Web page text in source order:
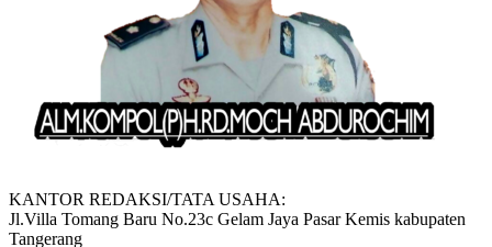
KANTOR REDAKSI/TATA USAHA:
Jl.Villa Tomang Baru No.23c Gelam Jaya Pasar Kemis kabupaten
Tangerang